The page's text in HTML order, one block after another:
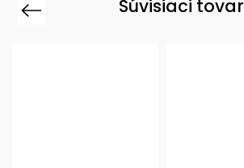
Súvisiaci tovar
Previous